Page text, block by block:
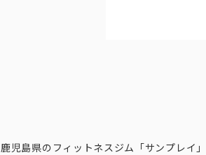
鹿児島県のフィットネスジム「サンプレイ